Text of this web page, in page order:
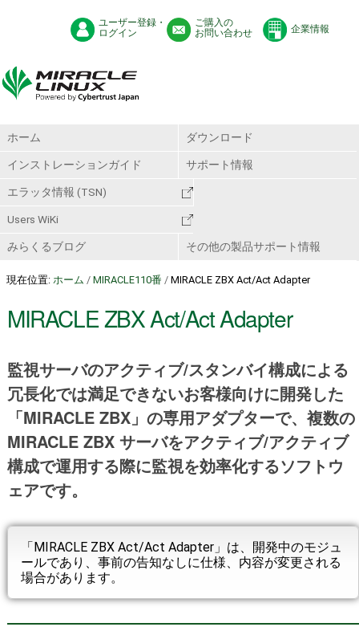
ユーザー登録・
ログイン
ご購入の
お問い合わせ
企業情報
ホーム ダウンロード
インストレーションガイド サポート情報
エラッタ情報 (TSN)
Users WiKi
みらくるブログ その他の製品サポート情報
現在位置: ホーム / MIRACLE110番 / MIRACLE ZBX Act/Act Adapter
MIRACLE ZBX Act/Act Adapter
監視サーバのアクティブ/スタンバイ構成による
冗長化では満足できないお客様向けに開発した
「MIRACLE ZBX」の専用アダプターで、複数の
MIRACLE ZBX サーバをアクティブ/アクティブ
構成で運用する際に監視を効率化するソフトウ
ェアです。
「MIRACLE ZBX Act/Act Adapter」は、開発中のモジュ
ールであり、事前の告知なしに仕様、内容が変更される
場合があります。